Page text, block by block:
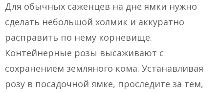
Для обычных саженцев на дне ямки нужно
сделать небольшой холмик и аккуратно
расправить по нему корневище.
Контейнерные розы высаживают с
сохранением земляного кома. Устанавливая
розу в посадочной ямке, проследите за тем,